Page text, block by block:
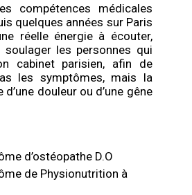
compétences médicales
quelques années sur Paris
réelle énergie à écouter,
soulager les personnes qui
cabinet parisien, afin de
les symptômes, mais la
douleur ou d’une gêne
d’ostéopathe D.O
de Physionutrition à